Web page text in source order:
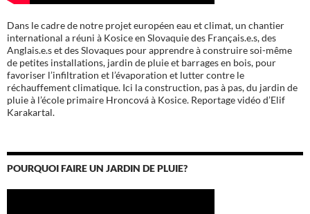
Dans le cadre de notre projet européen eau et climat, un chantier
international a réuni à Kosice en Slovaquie des Français.e.s, des
Anglais.e.s et des Slovaques pour apprendre à construire soi-même
de petites installations, jardin de pluie et barrages en bois, pour
favoriser l’infiltration et l’évaporation et lutter contre le
réchauffement climatique. Ici la construction, pas à pas, du jardin de
pluie à l’école primaire Hroncová à Kosice. Reportage vidéo d’Elif
Karakartal.
POURQUOI FAIRE UN JARDIN DE PLUIE?